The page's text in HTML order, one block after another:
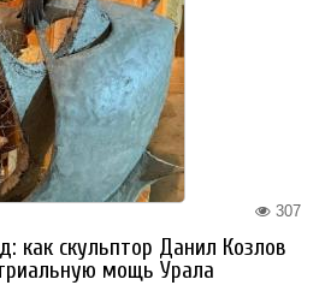
307
как скульптор Данил Козлов
мощь Урала